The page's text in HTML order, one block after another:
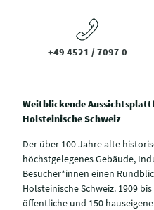
+49 4521 / 7097 0
Weitblickende
Holsteinische Schweiz
Der über 100 Jahre alte
höchstgelegenes Gebäude,
Besucher*innen einen
Holsteinische Schweiz. 1909
öffentliche und 150